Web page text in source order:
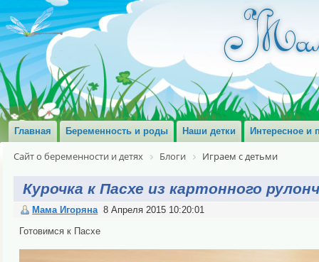
Главная Беременность и роды Наши детки Интересное и
Сайт о беременности и детях Блоги Играем с детьми
Курочка к Пасхе из картонного
Мама Игоряна 8 Апреля 2015 10:20:01
Готовимся к Пасхе